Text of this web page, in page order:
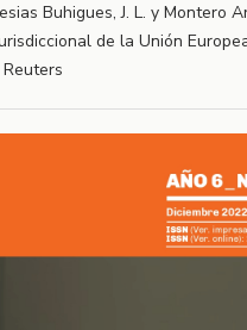
Buhigues, J. L. y Montero
de la Unión